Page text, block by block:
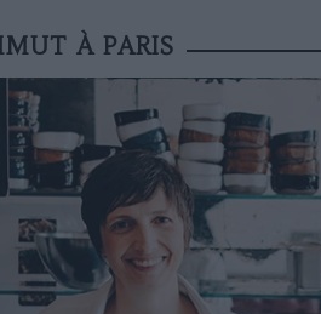
À PARIS